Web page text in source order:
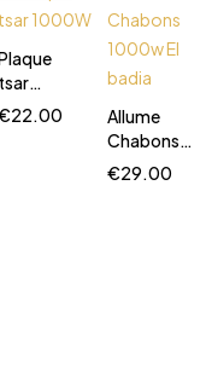
tsar
1000W
22.00
Allume
Chabons
1000w El
€29.00